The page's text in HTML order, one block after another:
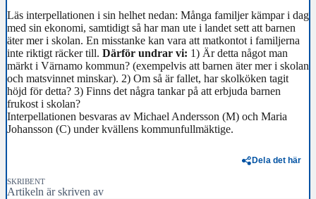
Läs interpellationen i sin helhet nedan: Många familjer kämpar i dag
med sin ekonomi, samtidigt så har man ute i landet sett att barnen
äter mer i skolan. En misstanke kan vara att matkontot i familjerna
inte riktigt räcker till. Därför undrar vi: 1) Är detta något man
märkt i Värnamo kommun? (exempelvis att barnen äter mer i skolan
och matsvinnet minskar). 2) Om så är fallet, har skolköken tagit
höjd för detta? 3) Finns det några tankar på att erbjuda barnen
frukost i skolan?
Interpellationen besvaras av Michael Andersson (M) och Maria
Johansson (C) under kvällens kommunfullmäktige.
Dela det här
SKRIBENT
Artikeln är skriven av